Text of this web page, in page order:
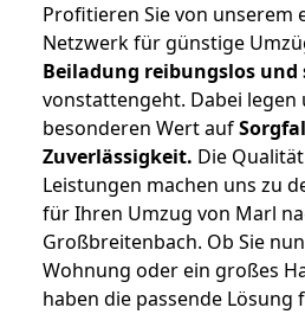
Profitieren Sie von unserem
Netzwerk für günstige
Beiladung reibungslos und
vonstattengeht. Dabei legen
besonderen Wert auf
Zuverlässigkeit. Die
Leistungen machen uns zu
für Ihren Umzug von Marl
Großbreitenbach. Ob Sie
Wohnung oder ein großes
haben die passende Lösung